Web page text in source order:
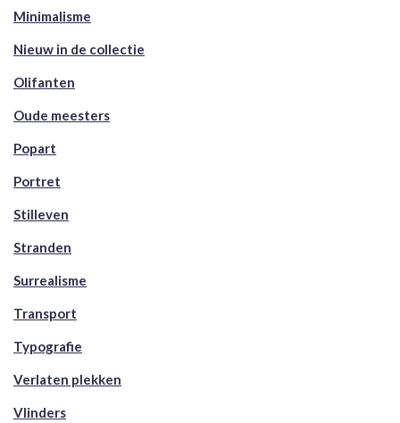
Minimalisme
Nieuw in de collectie
Olifanten
Oude meesters
Popart
Portret
Stilleven
Stranden
Surrealisme
Transport
Typografie
Verlaten plekken
Vlinders